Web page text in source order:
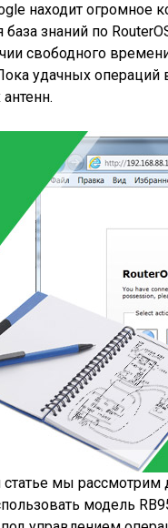
находит огромное
база знаний по
свободного
удачных операций
статье мы рассмотрим
модель